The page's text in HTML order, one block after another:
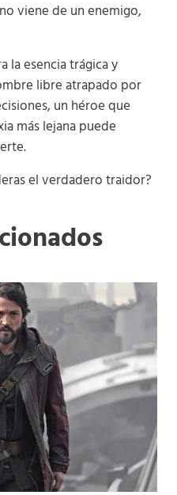
viene de un enemigo,
la esencia trágica y
libre atrapado por
un héroe que
más lejana puede
el verdadero traidor?